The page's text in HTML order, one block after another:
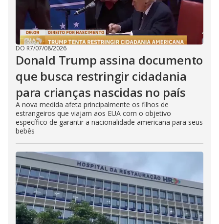
DO R7/07/08/2026
Donald Trump assina documento
que busca restringir cidadania
para crianças nascidas no país
A nova medida afeta principalmente os filhos de
estrangeiros que viajam aos EUA com o objetivo
específico de garantir a nacionalidade americana para seus
bebês